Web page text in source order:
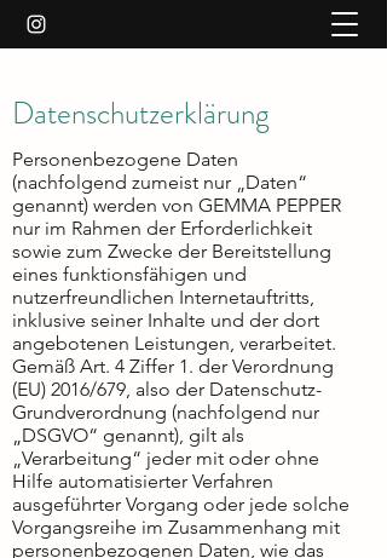
Datenschutzerklärung
Personenbezogene Daten
(nachfolgend zumeist nur „Daten“
genannt) werden von GEMMA PEPPER
nur im Rahmen der Erforderlichkeit
sowie zum Zwecke der Bereitstellung
eines funktionsfähigen und
nutzerfreundlichen Internetauftritts,
inklusive seiner Inhalte und der dort
angebotenen Leistungen, verarbeitet.
Gemäß Art. 4 Ziffer 1. der Verordnung
(EU) 2016/679, also der Datenschutz-
Grundverordnung (nachfolgend nur
„DSGVO“ genannt), gilt als
„Verarbeitung“ jeder mit oder ohne
Hilfe automatisierter Verfahren
ausgeführter Vorgang oder jede solche
Vorgangsreihe im Zusammenhang mit
personenbezogenen Daten, wie das